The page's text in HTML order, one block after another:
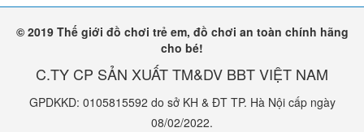
© 2019 Thế giới đồ chơi trẻ em, đồ chơi an toàn chính hãng
cho bé!
C.TY CP SẢN XUẤT TM&DV BBT VIỆT NAM
GPDKKD: 0105815592 do sở KH & ĐT TP. Hà Nội cấp ngày
08/02/2022.